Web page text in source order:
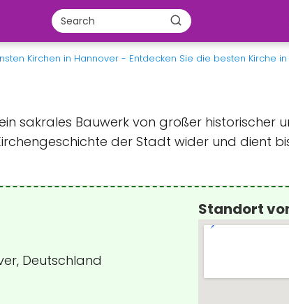
Kirchen in Hannover - Entdecken Sie die besten Kirche
sakrales Bauwerk von großer historischer
der Stadt wider und dient
Deutschland
Standort